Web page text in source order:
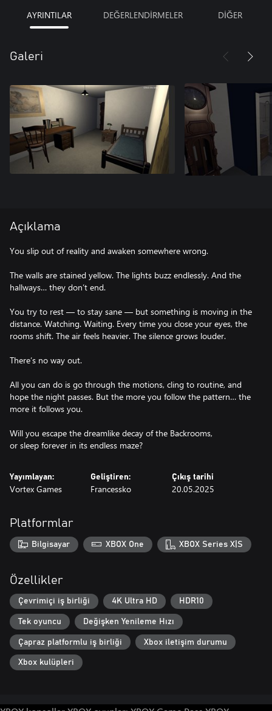
AYRINTILAR DEĞERLENDİRMELER DİĞER
Galeri
Açıklama
You slip out of reality and awaken somewhere wrong.
The walls are stained yellow. The lights buzz endlessly. And the
hallways… they don’t end.
You try to rest — to stay sane — but something is moving in the
distance. Watching. Waiting. Every time you close your eyes, the
rooms shift. The air feels heavier. The silence grows louder.
There’s no way out.
All you can do is go through the motions, cling to routine, and
hope the night passes. But the more you follow the pattern… the
more it follows you.
Will you escape the dreamlike decay of the Backrooms,
or sleep forever in its endless maze?
Yayımlayan:
Vortex Games
Geliştiren:
Francessko
Çıkış tarihi
20.05.2025
Platformlar
Bilgisayar XBOX One XBOX Series X|S
Özellikler
Çevrimiçi iş birliği 4K Ultra HD HDR10
Tek oyuncu Değişken Yenileme Hızı
Çapraz platformlu iş birliği Xbox iletişim durumu
Xbox kulüpleri